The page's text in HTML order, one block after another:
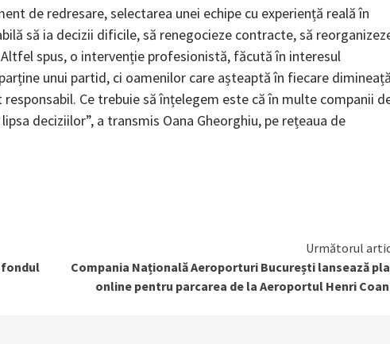
de redresare, selectarea unei echipe cu experiență reală în
să ia decizii dificile, să renegocieze contracte, să
spus, o intervenție profesionistă, făcută în interesul
unui partid, ci oamenilor care așteaptă în fiecare
Ce trebuie să înțelegem este că în multe companii
deciziilor”, a transmis Oana Gheorghiu, pe rețeaua de
fondul
Următorul
Compania Națională Aeroporturi București lansează
online pentru parcarea de la Aeroportul Henri